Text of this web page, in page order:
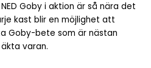
Goby i aktion är så nära det
kast blir en möjlighet att
Goby-bete som är nästan
varan.